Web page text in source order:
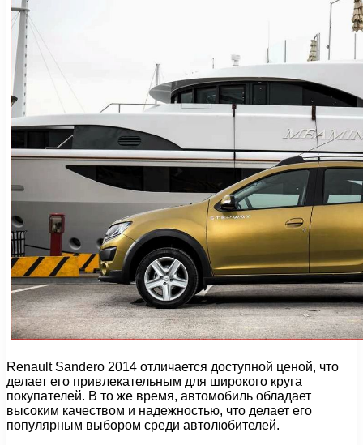
Renault Sandero 2014 отличается доступной ценой, что
делает его привлекательным для широкого круга
покупателей. В то же время, автомобиль обладает
высоким качеством и надежностью, что делает его
популярным выбором среди автолюбителей.